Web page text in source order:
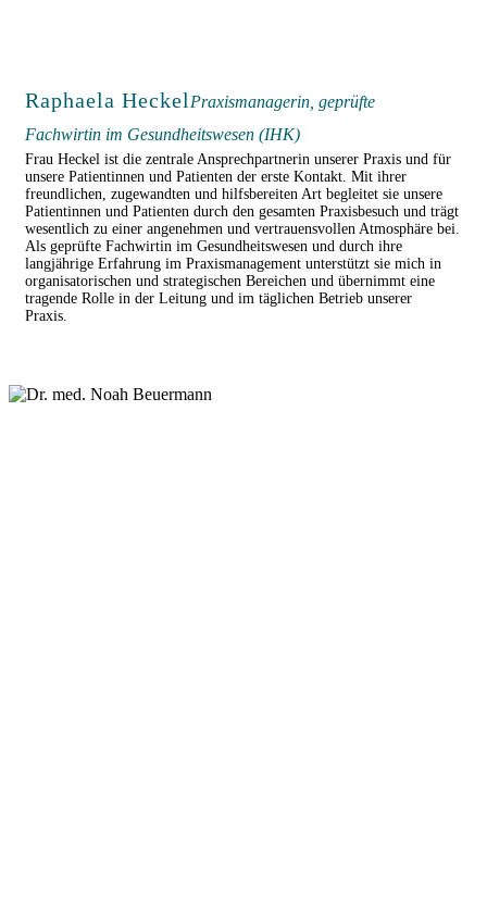
Raphaela Heckel Praxismanagerin, geprüfte
Fachwirtin im Gesundheitswesen (IHK)
Frau Heckel ist die zentrale Ansprechpartnerin unserer Praxis und für
unsere Patientinnen und Patienten der erste Kontakt. Mit ihrer
freundlichen, zugewandten und hilfsbereiten Art begleitet sie unsere
Patientinnen und Patienten durch den gesamten Praxisbesuch und trägt
wesentlich zu einer angenehmen und vertrauensvollen Atmosphäre bei.
Als geprüfte Fachwirtin im Gesundheitswesen und durch ihre
langjährige Erfahrung im Praxismanagement unterstützt sie mich in
organisatorischen und strategischen Bereichen und übernimmt eine
tragende Rolle in der Leitung und im täglichen Betrieb unserer
Praxis.